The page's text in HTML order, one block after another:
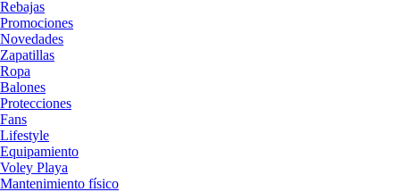
Rebajas
Promociones
Novedades
Zapatillas
Ropa
Balones
Protecciones
Fans
Lifestyle
Equipamiento
Voley Playa
Mantenimiento físico